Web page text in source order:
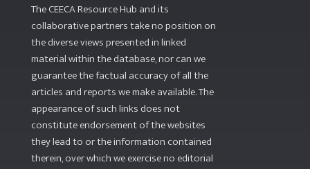
The CEECA Resource Hub and its
collaborative partners take no position on
the diverse views presented in linked
material within the database, nor can we
guarantee the factual accuracy of all the
articles and reports we make available. The
appearance of such links does not
constitute endorsement of the websites
they lead to or the information contained
therein, over which we exercise no editorial